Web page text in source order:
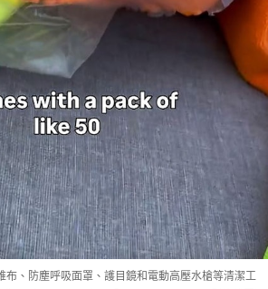
布、防塵呼吸面罩、護目鏡和電動高壓水槍等清潔工